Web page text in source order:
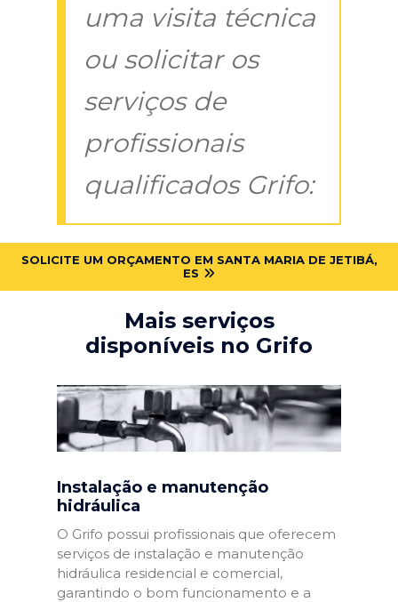
uma visita técnica
ou solicitar os
serviços de
profissionais
qualificados Grifo:
SOLICITE UM ORÇAMENTO EM SANTA MARIA DE JETIBÁ,
ES
Mais serviços
disponíveis no Grifo
Instalação e manutenção
hidráulica
O Grifo possui profissionais que oferecem
serviços de instalação e manutenção
hidráulica residencial e comercial,
garantindo o bom funcionamento e a